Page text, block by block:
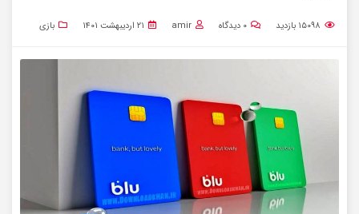
۱۵۰۹۸ بازدید ۰ دیدگاه amir ۲۱ اردیبهشت ۱۴۰۱ بازی